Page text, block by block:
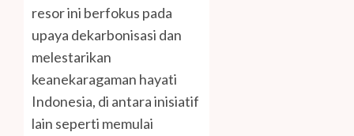
resor ini berfokus pada
upaya dekarbonisasi dan
melestarikan
keanekaragaman hayati
Indonesia, di antara inisiatif
lain seperti memulai